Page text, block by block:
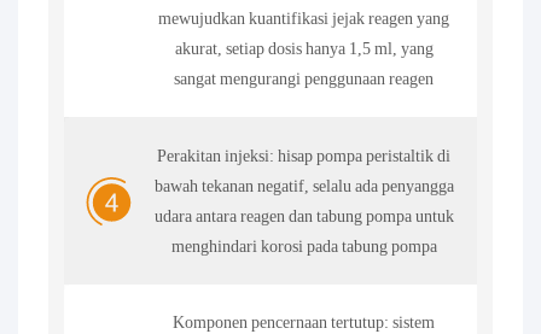
mewujudkan kuantifikasi jejak reagen yang
akurat, setiap dosis hanya 1,5 ml, yang
sangat mengurangi penggunaan reagen
Perakitan injeksi: hisap pompa peristaltik di
bawah tekanan negatif, selalu ada penyangga
udara antara reagen dan tabung pompa untuk
menghindari korosi pada tabung pompa
Komponen pencernaan tertutup: sistem